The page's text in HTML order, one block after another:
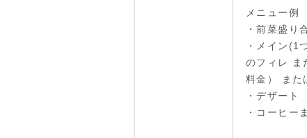
メニュー例
・前菜盛り
・メイン(1
のフィレ ま
料金） また
・デザート
・コーヒー